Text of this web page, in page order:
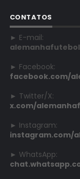
CONTATOS
► E-mail:
► Facebook:
facebook.com/
► Twitter/X:
x.com/
► Instagram:
instagram.com/
► WhatsApp: